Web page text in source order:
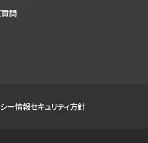
質問
ー情報セキュリティ方針